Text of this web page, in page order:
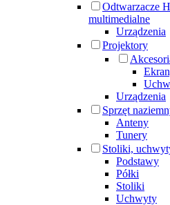
Odtwarzacze
multimedialne
Urządzenia
Projektory
Urządzenia
Sprzęt
Anteny
Tunery
Stoliki,
Podstawy
Półki
Stoliki
Uchwyty